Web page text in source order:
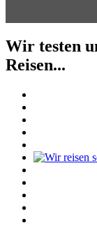
Wir testen
Reisen...